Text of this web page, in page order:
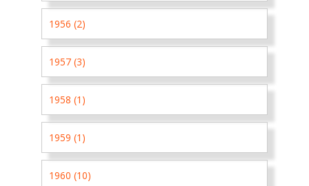
1956 (2)
1957 (3)
1958 (1)
1959 (1)
1960 (10)